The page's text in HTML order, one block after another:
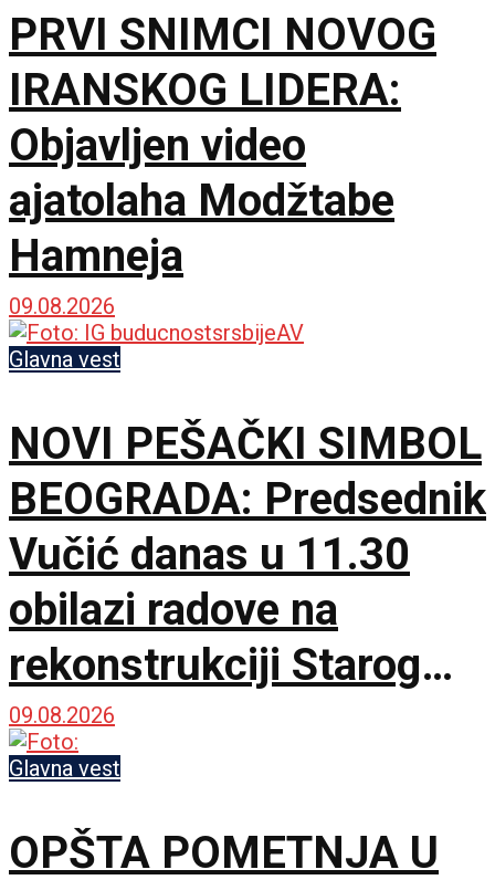
PRVI SNIMCI NOVOG
IRANSKOG LIDERA:
Objavljen video
ajatolaha Modžtabe
Hamneja
09.08.2026
Glavna vest
NOVI PEŠAČKI SIMBOL
BEOGRADA: Predsednik
Vučić danas u 11.30
obilazi radove na
rekonstrukciji Starog
železničkog mosta
09.08.2026
Glavna vest
OPŠTA POMETNJA U